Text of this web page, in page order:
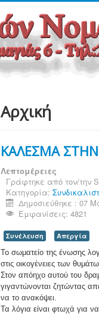
Αρχική
ΚΑΛΕΣΜΑ
Λεπτομέρειες
Γράφτηκε από τον/την
Κατηγορία:
Δημοσιεύθηκε : 07
Εμφανίσεις: 4821
Συνέλευση
Απεργία
Το σωματείο της ένωσης
στις οικογένειες των
Στον απόηχο αυτού του
γιγαντώνονται ζητώντας
να το ανακόψει.
Τα λόγια είναι φτωχά για